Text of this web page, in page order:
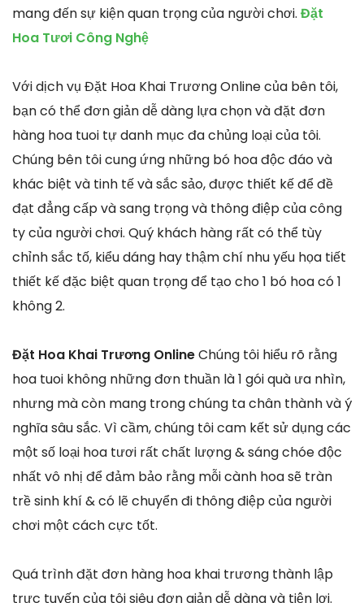
mang đến sự kiện quan trọng của người chơi. Đặt
Hoa Tươi Công Nghệ
Với dịch vụ Đặt Hoa Khai Trương Online của bên tôi,
bạn có thể đơn giản dễ dàng lựa chọn và đặt đơn
hàng hoa tuoi tự danh mục đa chủng loại của tôi.
Chúng bên tôi cung ứng những bó hoa độc đáo và
khác biệt và tinh tế và sắc sảo, được thiết kế để đề
đạt đẳng cấp và sang trọng và thông điệp của công
ty của người chơi. Quý khách hàng rất có thể tùy
chỉnh sắc tố, kiểu dáng hay thậm chí nhu yếu họa tiết
thiết kế đặc biệt quan trọng để tạo cho 1 bó hoa có 1
không 2.
Đặt Hoa Khai Trương OnlineChúng tôi hiểu rõ rằng
hoa tuoi không những đơn thuần là 1 gói quà ưa nhìn,
nhưng mà còn mang trong chúng ta chân thành và ý
nghĩa sâu sắc. Vì cầm, chúng tôi cam kết sử dụng các
một số loại hoa tươi rất chất lượng & sáng chóe độc
nhất vô nhị để đảm bảo rằng mỗi cành hoa sẽ tràn
trề sinh khí & có lẽ chuyển đi thông điệp của người
chơi một cách cực tốt.
Quá trình đặt đơn hàng hoa khai trương thành lập
trực tuyến của tôi siêu đơn giản dễ dàng và tiện lợi.